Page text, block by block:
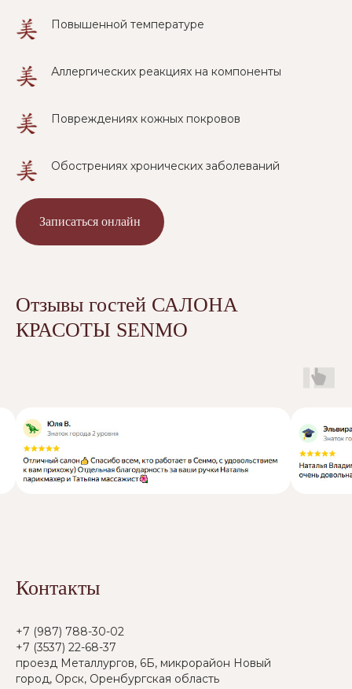
Повышенной температуре
Аллергических реакциях на компоненты
Повреждениях кожных покровов
Обострениях хронических заболеваний
Записаться онлайн
Отзывы гостей САЛОНА
КРАСОТЫ SENMO
Контакты
+7 (987) 788-30-02
+7 (3537) 22-68-37
проезд Металлургов, 6Б, микрорайон Новый
город, Орск, Оренбургская область